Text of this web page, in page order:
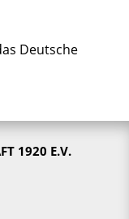
Deutsche
1920 E.V.